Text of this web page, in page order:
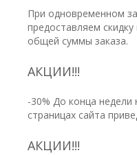
При одновременном
предоставляем
общей суммы заказа.
АКЦИИ!!!
-30% До конца
страницах сайта
АКЦИИ!!!